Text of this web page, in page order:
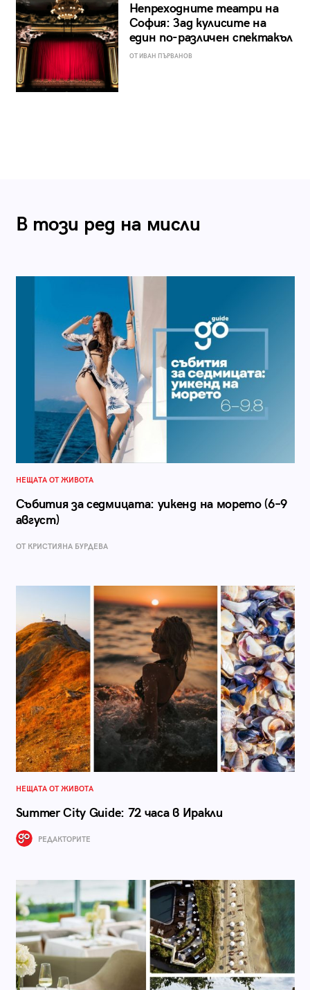
Непреходните театри на
София: Зад кулисите на
един по-различен спектакъл
ОТ ИВАН ПЪРВАНОВ
В този ред на мисли
НЕЩАТА ОТ ЖИВОТА
Събития за седмицата: уикенд на морето (6–9
август)
ОТ КРИСТИЯНА БУРДЕВА
НЕЩАТА ОТ ЖИВОТА
Summer City Guide: 72 часа в Иракли
РЕДАКТОРИТЕ